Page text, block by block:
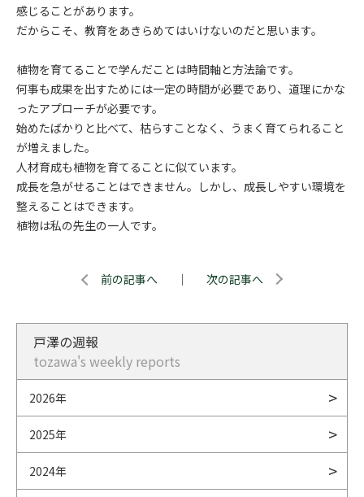
感じることがあります。
だからこそ、教育をあきらめてはいけないのだと思います。
植物を育てることで学んだことは時間軸と方法論です。
何事も成果を出すためには一定の時間が必要であり、道理にかな
ったアプローチが必要です。
始めたばかりと比べて、枯らすことなく、うまく育てられること
が増えました。
人材育成も植物を育てることに似ています。
成長を急がせることはできません。しかし、成長しやすい環境を
整えることはできます。
植物は私の先生の一人です。
前の記事へ ｜ 次の記事へ
戸澤の週報
tozawa's weekly reports
2026年
2025年
2024年